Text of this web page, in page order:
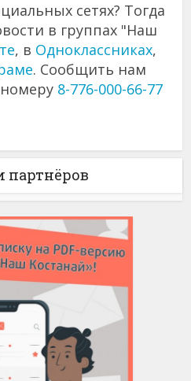
сетях? Тогда
в группах "Наш
, в Одноклассниках,
. Сообщить нам
8-776-000-66-77
партнёров